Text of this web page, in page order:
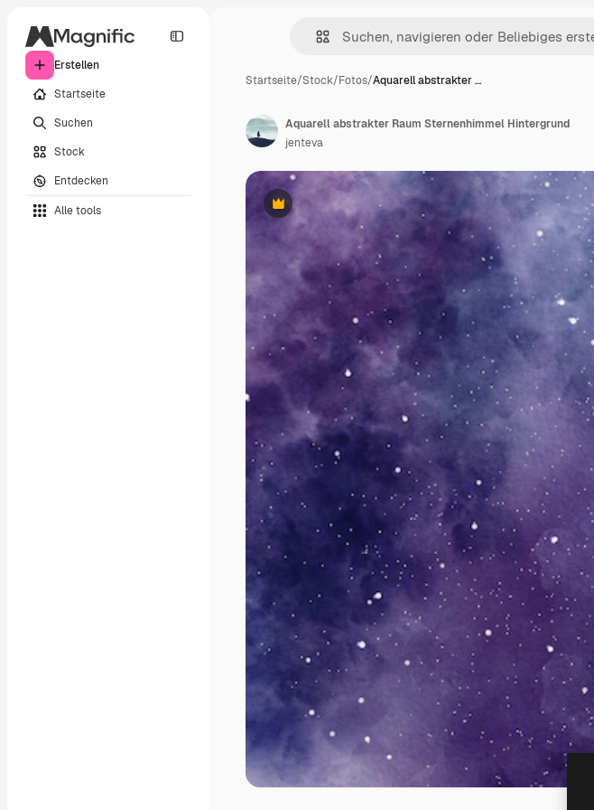
Erstellen
Startseite
Suchen
Stock
Entdecken
Alle tools
Startseite/Stock/Fotos/Aquarell abstrakter …
Premium
Aquarell abstrakter Raum Sternenhimmel Hintergrund
jenteva